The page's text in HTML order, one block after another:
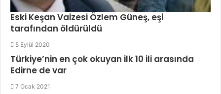
Eski Keşan Vaizesi Özlem Güneş, eşi
tarafından öldürüldü
5 Eylül 2020
Türkiye’nin en çok okuyan ilk 10 ili arasında
Edirne de var
7 Ocak 2021